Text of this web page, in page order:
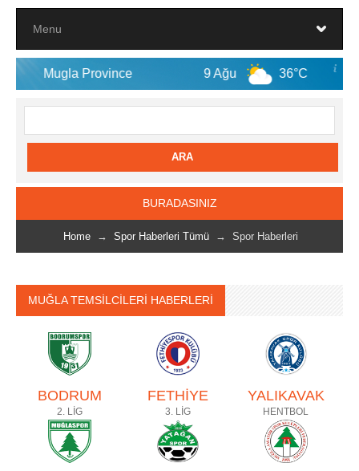
Province 9 Ağu 36°C 10 Ağu
BURADASINIZ
Home → Spor Haberleri Tümü → Spor Haberleri
MUĞLA TEMSİLCİLERİ HABERLERİ
BODRUM
2. LİG
FETHİYE
3. LİG
YALIKAVAK
HENTBOL